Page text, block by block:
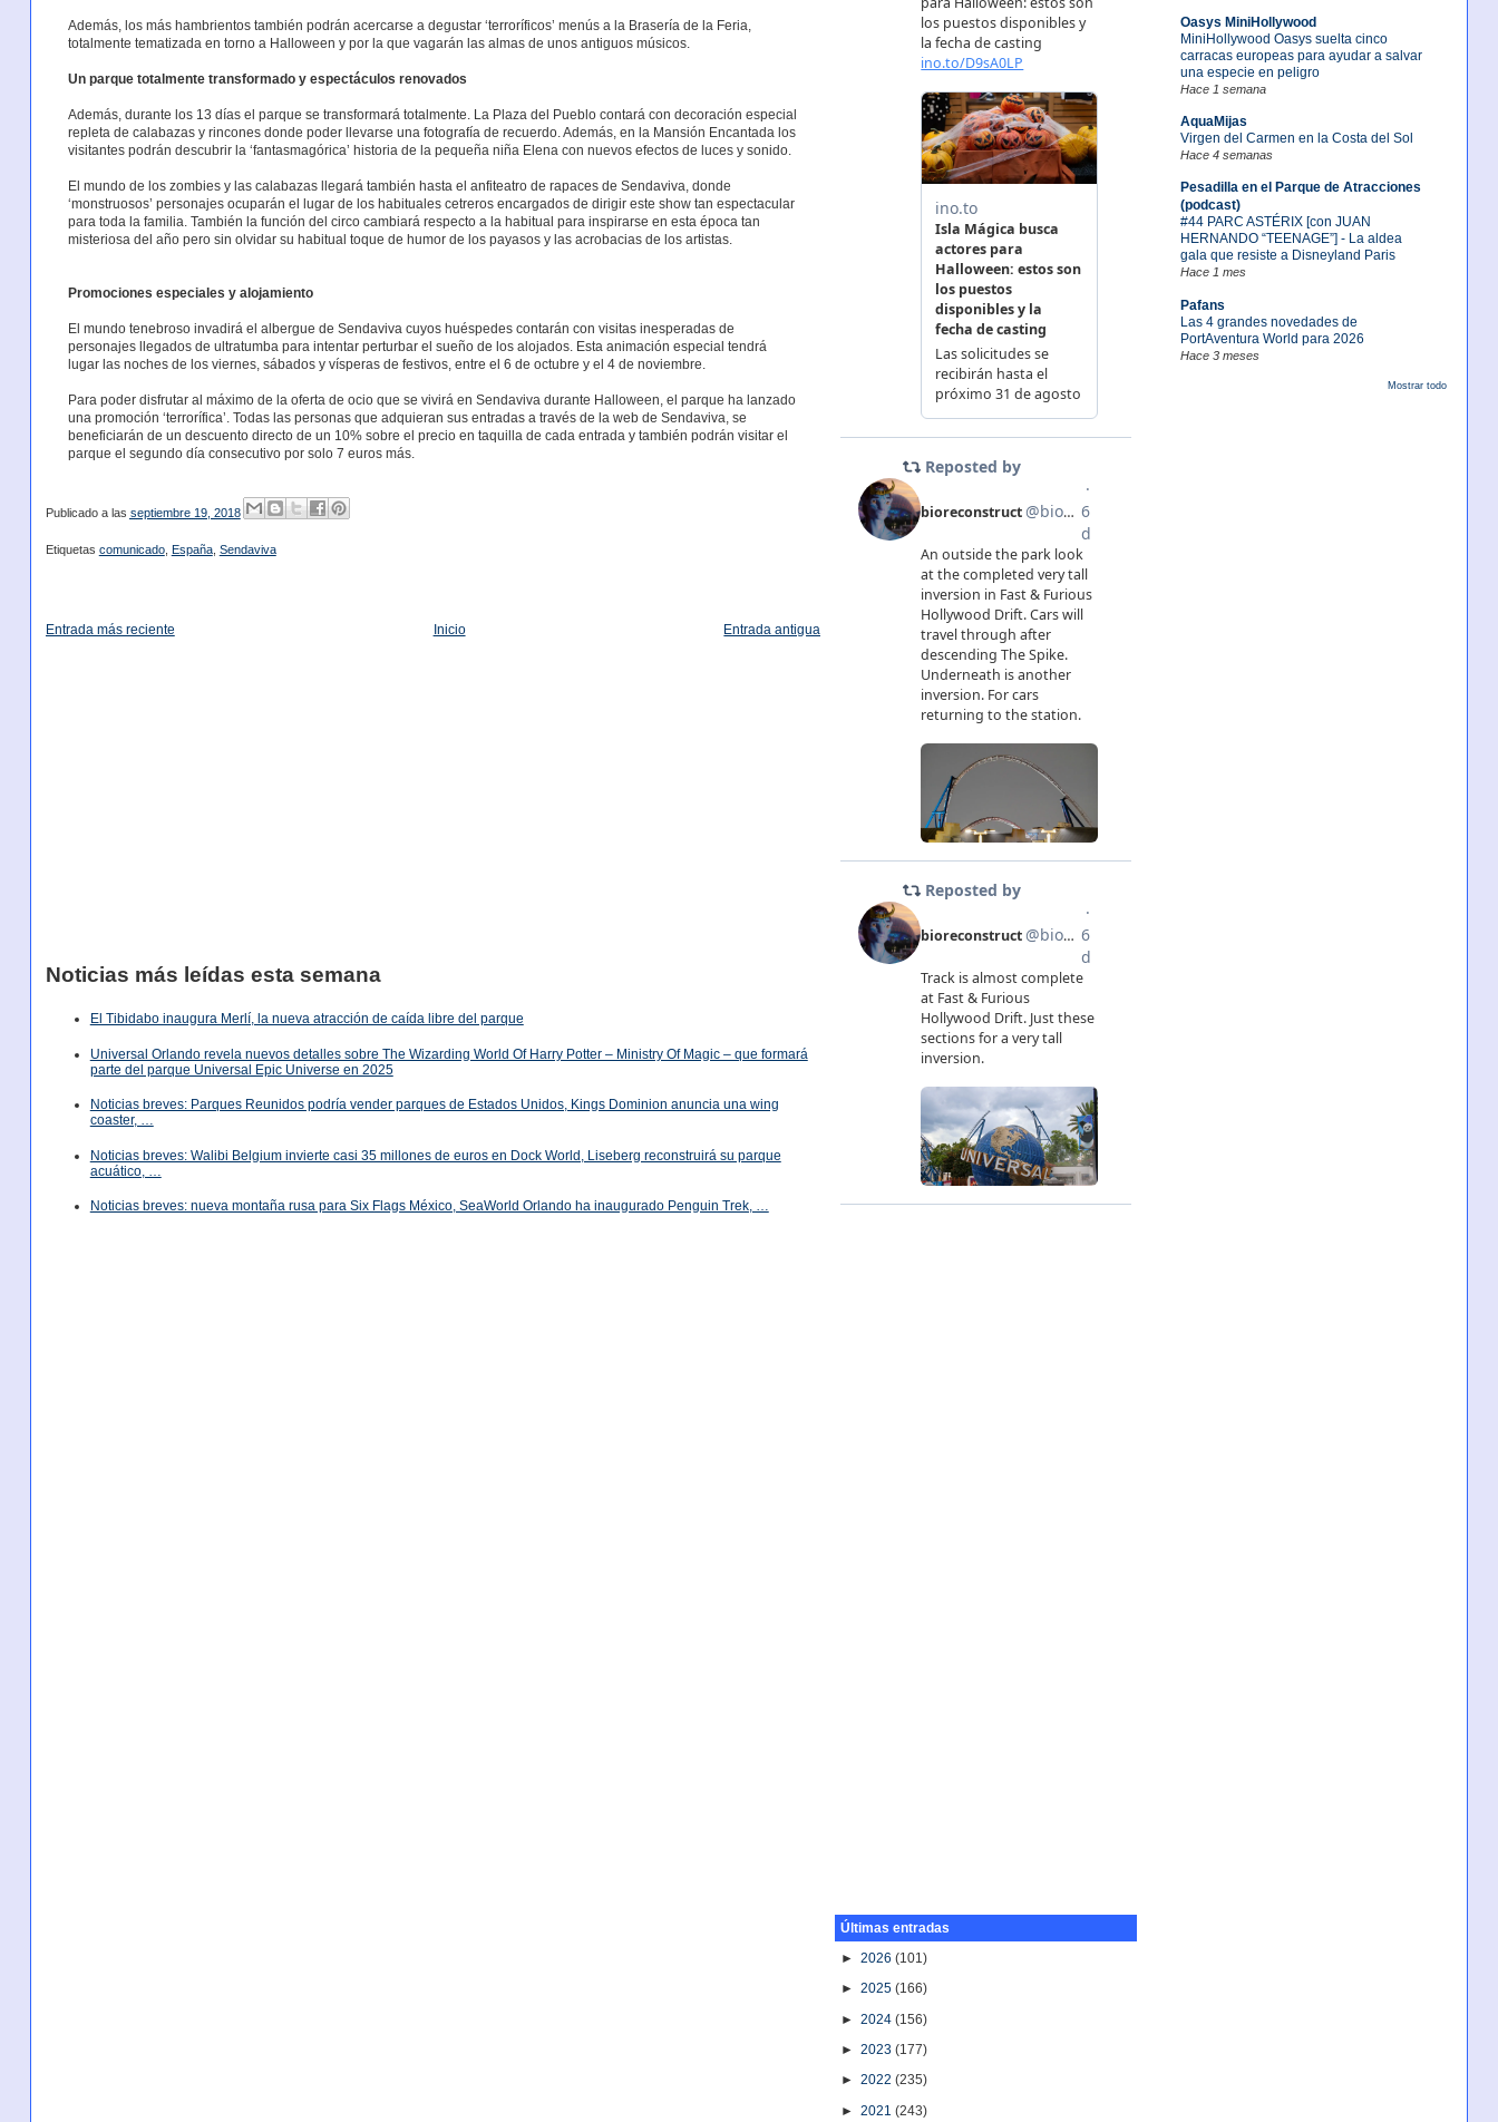
Oasys MiniHollywood
MiniHollywood Oasys suelta cinco
carracas europeas para ayudar a salvar
una especie en peligro
Hace 1 semana
AquaMijas
Virgen del Carmen en la Costa del Sol
Hace 4 semanas
Pesadilla en el Parque de Atracciones
(podcast)
#44 PARC ASTÉRIX [con JUAN
HERNANDO “TEENAGE”] - La aldea
gala que resiste a Disneyland Paris
Hace 1 mes
Pafans
Las 4 grandes novedades de
PortAventura World para 2026
Hace 3 meses
Mostrar todo
Además, los más hambrientos también podrán acercarse a degustar ‘terroríficos’ menús a la Brasería de la Feria,
totalmente tematizada en torno a Halloween y por la que vagarán las almas de unos antiguos músicos.
Un parque totalmente transformado y espectáculos renovados
Además, durante los 13 días el parque se transformará totalmente. La Plaza del Pueblo contará con decoración especial
repleta de calabazas y rincones donde poder llevarse una fotografía de recuerdo. Además, en la Mansión Encantada los
visitantes podrán descubrir la ‘fantasmagórica’ historia de la pequeña niña Elena con nuevos efectos de luces y sonido.
El mundo de los zombies y las calabazas llegará también hasta el anfiteatro de rapaces de Sendaviva, donde
‘monstruosos’ personajes ocuparán el lugar de los habituales cetreros encargados de dirigir este show tan espectacular
para toda la familia. También la función del circo cambiará respecto a la habitual para inspirarse en esta época tan
misteriosa del año pero sin olvidar su habitual toque de humor de los payasos y las acrobacias de los artistas.
Promociones especiales y alojamiento
El mundo tenebroso invadirá el albergue de Sendaviva cuyos huéspedes contarán con visitas inesperadas de
personajes llegados de ultratumba para intentar perturbar el sueño de los alojados. Esta animación especial tendrá
lugar las noches de los viernes, sábados y vísperas de festivos, entre el 6 de octubre y el 4 de noviembre.
Para poder disfrutar al máximo de la oferta de ocio que se vivirá en Sendaviva durante Halloween, el parque ha lanzado
una promoción ‘terrorífica’. Todas las personas que adquieran sus entradas a través de la web de Sendaviva, se
beneficiarán de un descuento directo de un 10% sobre el precio en taquilla de cada entrada y también podrán visitar el
parque el segundo día consecutivo por solo 7 euros más.
Publicado a las septiembre 19, 2018
Etiquetas comunicado, España, Sendaviva
Entrada más reciente Entrada antigua
Inicio
Noticias más leídas esta semana
El Tibidabo inaugura Merlí, la nueva atracción de caída libre del parque
Universal Orlando revela nuevos detalles sobre The Wizarding World Of Harry Potter – Ministry Of Magic – que formará
parte del parque Universal Epic Universe en 2025
Noticias breves: Parques Reunidos podría vender parques de Estados Unidos, Kings Dominion anuncia una wing
coaster, …
Noticias breves: Walibi Belgium invierte casi 35 millones de euros en Dock World, Liseberg reconstruirá su parque
acuático, …
Noticias breves: nueva montaña rusa para Six Flags México, SeaWorld Orlando ha inaugurado Penguin Trek, …
Últimas entradas
►2026(101)
►2025(166)
►2024(156)
►2023(177)
►2022(235)
►2021(243)